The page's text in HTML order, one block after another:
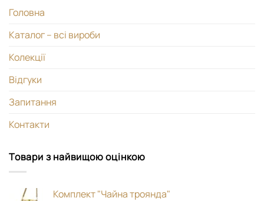
Головна
Каталог – всі вироби
Колекції
Відгуки
Запитання
Контакти
Товари з найвищою оцінкою
Комплект "Чайна троянда"